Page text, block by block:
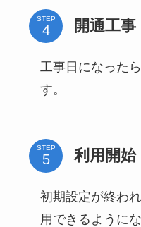
STEP 開通工事
工事日になった
す。
STEP 利用開始
初期設定が終わ
用できるようにな